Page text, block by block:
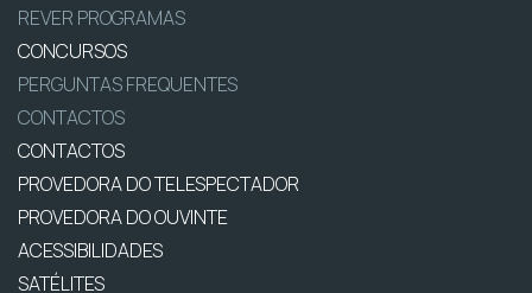
REVER PROGRAMAS
CONCURSOS
PERGUNTAS FREQUENTES
CONTACTOS
CONTACTOS
PROVEDORA DO TELESPECTADOR
PROVEDORA DO OUVINTE
ACESSIBILIDADES
SATÉLITES